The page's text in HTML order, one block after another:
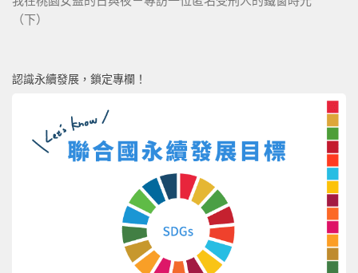
（下）
認識永續發展，鎖定專欄！